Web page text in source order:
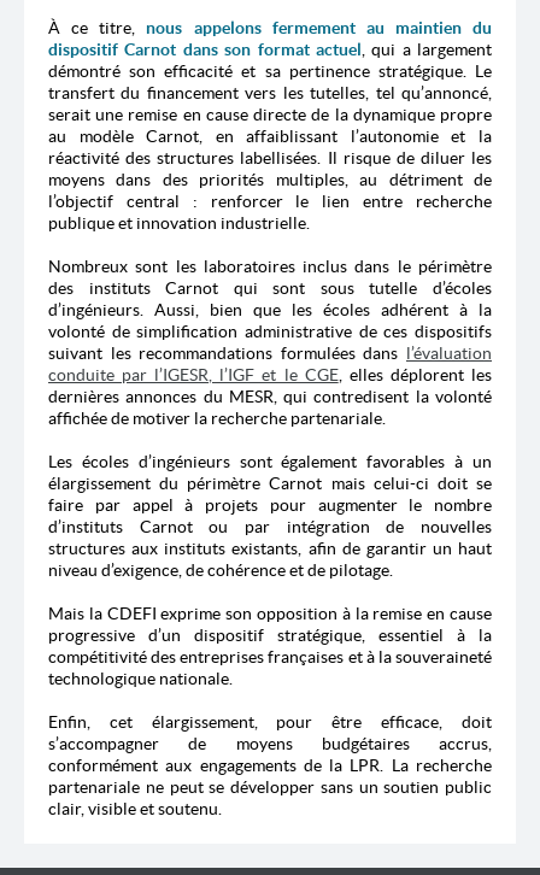
À ce titre, nous appelons fermement au maintien du
dispositif Carnot dans son format actuel , qui a largement
démontré son efficacité et sa pertinence stratégique. Le
transfert du financement vers les tutelles, tel qu’annoncé,
serait une remise en cause directe de la dynamique propre
au modèle Carnot, en affaiblissant l’autonomie et la
réactivité des structures labellisées. Il risque de diluer les
moyens dans des priorités multiples, au détriment de
l’objectif central : renforcer le lien entre recherche
publique et innovation industrielle.
Nombreux sont les laboratoires inclus dans le périmètre
des instituts Carnot qui sont sous tutelle d’écoles
d’ingénieurs. Aussi, bien que les écoles adhérent à la
volonté de simplification administrative de ces dispositifs
suivant les recommandations formulées dans l’évaluation
conduite par l’IGESR, l’IGF et le CGE, elles déplorent les
dernières annonces du MESR, qui contredisent la volonté
affichée de motiver la recherche partenariale.
Les écoles d’ingénieurs sont également favorables à un
élargissement du périmètre Carnot mais celui-ci doit se
faire par appel à projets pour augmenter le nombre
d’instituts Carnot ou par intégration de nouvelles
structures aux instituts existants, afin de garantir un haut
niveau d’exigence, de cohérence et de pilotage.
Mais la CDEFI exprime son opposition à la remise en cause
progressive d’un dispositif stratégique, essentiel à la
compétitivité des entreprises françaises et à la souveraineté
technologique nationale.
Enfin, cet élargissement, pour être efficace, doit
s’accompagner de moyens budgétaires accrus,
conformément aux engagements de la LPR. La recherche
partenariale ne peut se développer sans un soutien public
clair, visible et soutenu.